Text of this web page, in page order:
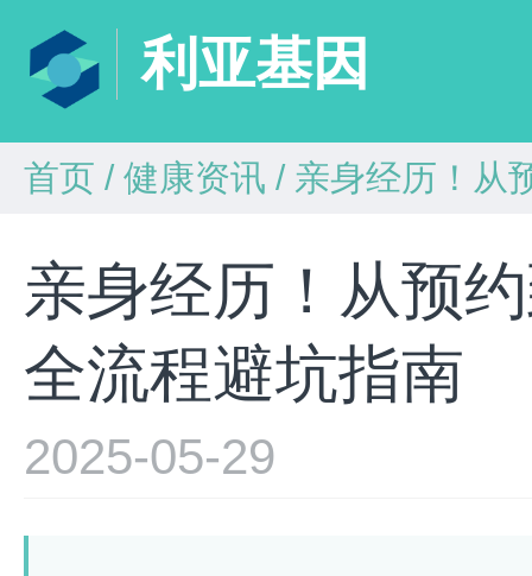
利亚基因
首页 / 健康资讯 / 亲身经历！从
亲身经历！从预
全流程避坑指南​
2025-05-29